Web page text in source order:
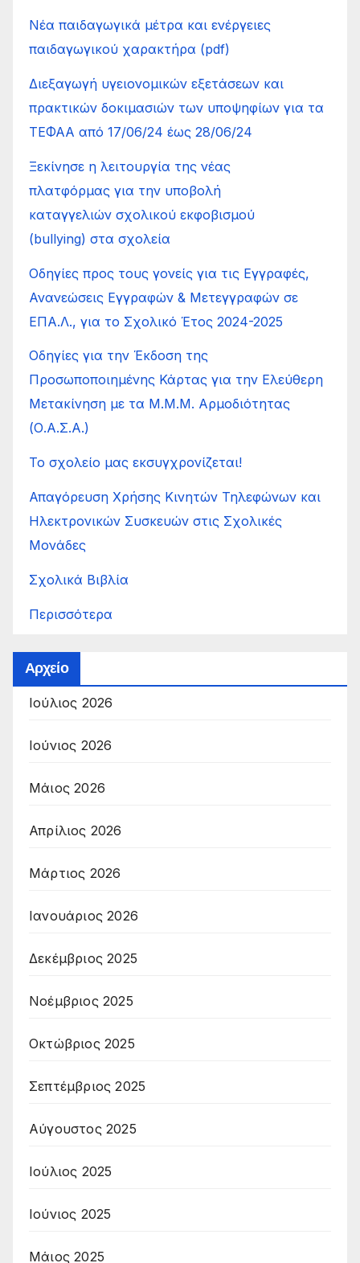
Νέα παιδαγωγικά μέτρα και ενέργειες
παιδαγωγικού χαρακτήρα (pdf)
Διεξαγωγή υγειονομικών εξετάσεων και
πρακτικών δοκιμασιών των υποψηφίων για τα
ΤΕΦΑΑ από 17/06/24 έως 28/06/24
Ξεκίνησε η λειτουργία της νέας
πλατφόρμας για την υποβολή
καταγγελιών σχολικού εκφοβισμού
(bullying) στα σχολεία
Οδηγίες προς τους γονείς για τις Εγγραφές,
Ανανεώσεις Εγγραφών & Μετεγγραφών σε
ΕΠΑ.Λ., για το Σχολικό Έτος 2024-2025
Οδηγίες για την Έκδοση της
Προσωποποιημένης Κάρτας για την Ελεύθερη
Μετακίνηση με τα Μ.Μ.Μ. Αρμοδιότητας
(Ο.Α.Σ.Α.)
Το σχολείο μας εκσυγχρονίζεται!
Απαγόρευση Χρήσης Κινητών Τηλεφώνων και
Ηλεκτρονικών Συσκευών στις Σχολικές
Μονάδες
Σχολικά Βιβλία
Περισσότερα
Αρχείο
Ιούλιος 2026
Ιούνιος 2026
Μάιος 2026
Απρίλιος 2026
Μάρτιος 2026
Ιανουάριος 2026
Δεκέμβριος 2025
Νοέμβριος 2025
Οκτώβριος 2025
Σεπτέμβριος 2025
Αύγουστος 2025
Ιούλιος 2025
Ιούνιος 2025
Μάιος 2025